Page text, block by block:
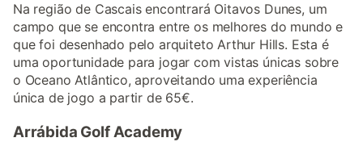
Na região de Cascais encontrará Oitavos Dunes, um
campo que se encontra entre os melhores do mundo e
que foi desenhado pelo arquiteto Arthur Hills. Esta é
uma oportunidade para jogar com vistas únicas sobre
o Oceano Atlântico, aproveitando uma experiência
única de jogo a partir de 65€.
Arrábida Golf Academy